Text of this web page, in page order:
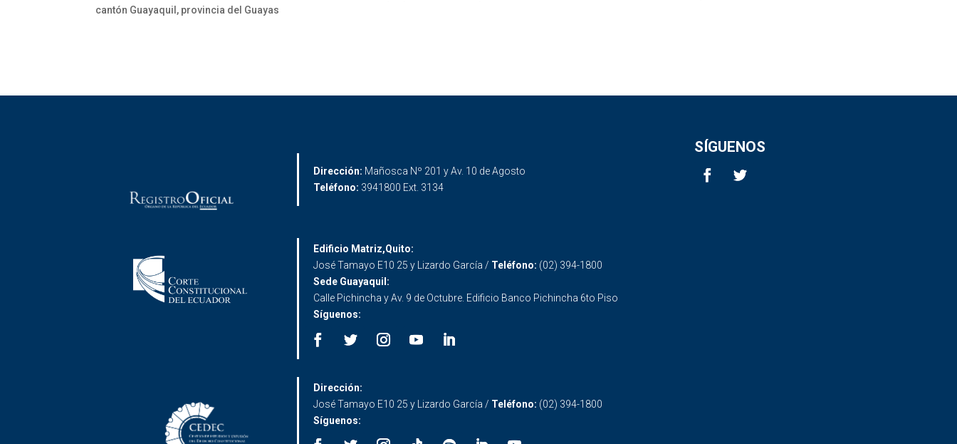
cantón Guayaquil, provincia del Guayas
Dirección: Mañosca Nº 201 y Av. 10 de Agosto
Teléfono: 3941800 Ext. 3134
SÍGUENOS
Edificio Matriz,Quito:
José Tamayo E10 25 y Lizardo García / Teléfono: (02) 394-1800
Sede Guayaquil:
Calle Pichincha y Av. 9 de Octubre. Edificio Banco Pichincha 6to Piso
Síguenos:
Dirección:
José Tamayo E10 25 y Lizardo García / Teléfono: (02) 394-1800
Síguenos: